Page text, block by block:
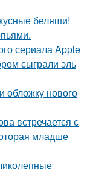
беляши!
сериала Apple
сыграли эль
обложку нового
встречается с
младше